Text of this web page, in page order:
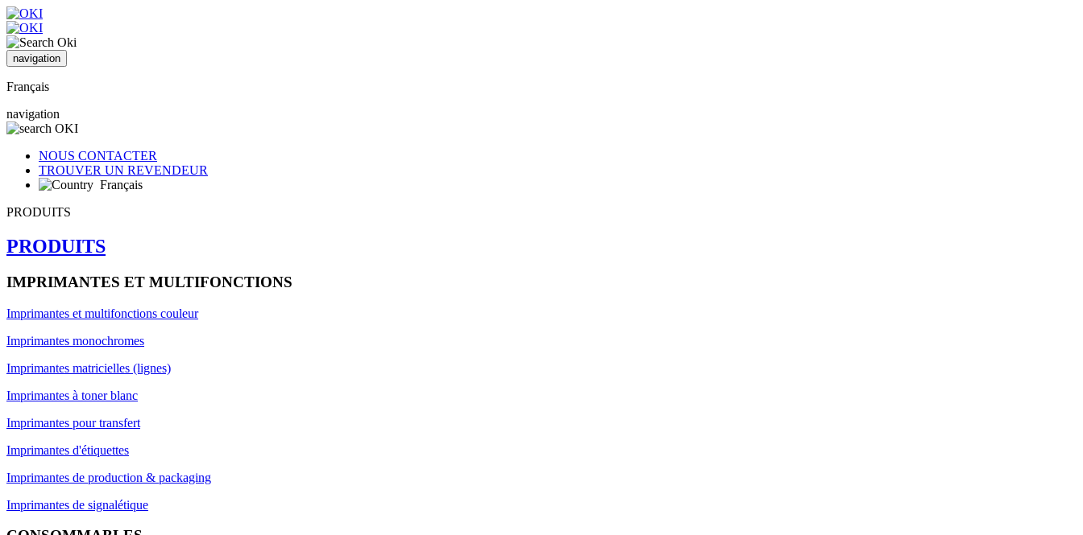
navigation
Français
navigation
NOUS CONTACTER
TROUVER UN REVENDEUR
Français
PRODUITS
PRODUITS
IMPRIMANTES ET MULTIFONCTIONS
Imprimantes et multifonctions couleur
Imprimantes monochromes
Imprimantes matricielles (lignes)
Imprimantes à toner blanc
Imprimantes pour transfert
Imprimantes d'étiquettes
Imprimantes de production & packaging
Imprimantes de signalétique